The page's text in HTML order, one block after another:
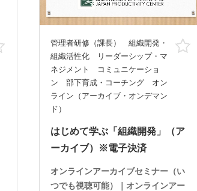
お気に入り管理者研修（課長） 組織開発・
組織活性化 リーダーシップ・マ
ネジメント コミュニケーショ
ン 部下育成・コーチング オン
ライン（アーカイブ・オンデマン
ド）
はじめて学ぶ「組織開発」（ア
ーカイブ）※電子決済
オンラインアーカイブセミナー（い
つでも視聴可能）｜オンラインアー